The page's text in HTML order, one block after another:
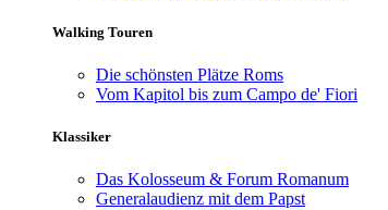
Walking Touren
Die schönsten Plätze Roms
Vom Kapitol bis zum Campo de' Fiori
Klassiker
Das Kolosseum & Forum Romanum
Generalaudienz mit dem Papst